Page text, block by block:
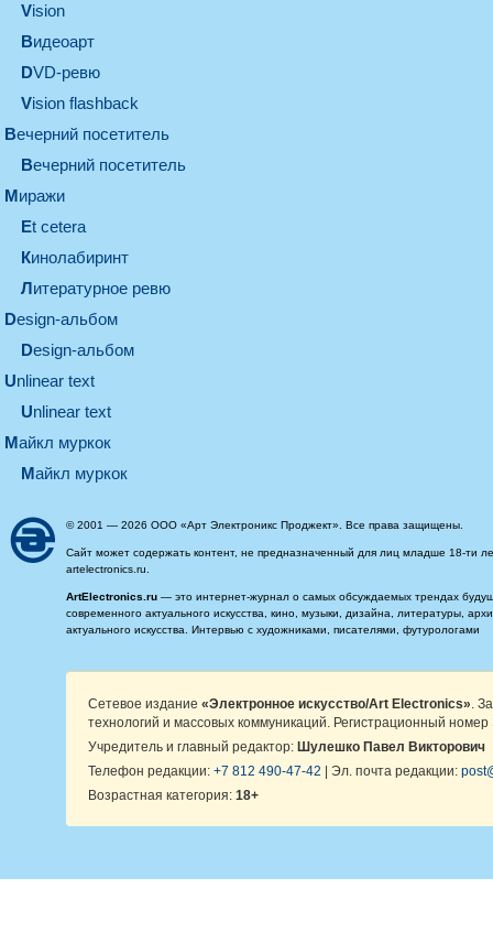
vision
видеоарт
DVD-ревю
Vision flashback
вечерний посетитель
вечерний посетитель
миражи
et cetera
кинолабиринт
литературное ревю
design-альбом
design-альбом
unlinear text
Unlinear text
майкл муркок
майкл муркок
© 2001 — 2026 ООО «Арт Электроникс Проджект». Все права защищены.
Сайт может содержать контент, не предназначенный для лиц младше 18-ти
artelectronics.ru.
ArtElectronics.ru — это интернет-журнал о самых обсуждаемых трендах
современного актуального искусства, кино, музыки, дизайна, литературы,
актуального искусства. Интервью с художниками, писателями, футурологами
Сетевое издание «Электронное искусство/Art Electronics» .
технологий и массовых коммуникаций. Регистрационный
Учредитель и главный редактор: Шулешко Павел Викторович
Телефон редакции: +7 812 490-47-42 | Эл. почта редакции:
Возрастная категория: 18+